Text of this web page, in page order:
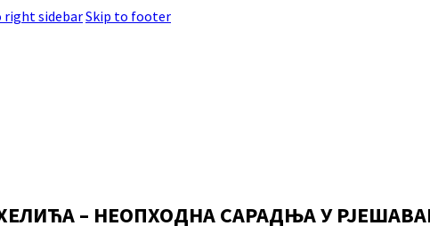
right sidebarSkip to footer
– НЕОПХОДНА САРАДЊА У